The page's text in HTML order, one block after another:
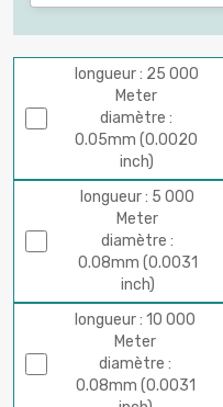
longueur : 25 000
Meter
diamètre :
0.05mm (0.0020
inch)
longueur : 5 000
Meter
diamètre :
0.08mm (0.0031
inch)
longueur : 10 000
Meter
diamètre :
0.08mm (0.0031